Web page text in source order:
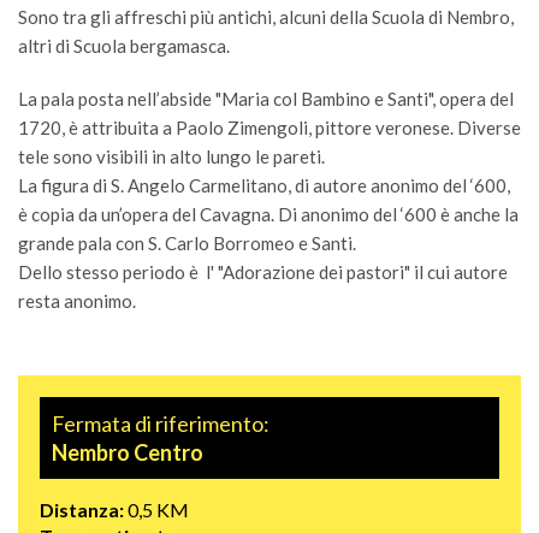
Sono tra gli affreschi più antichi, alcuni della Scuola di Nembro,
altri di Scuola bergamasca.
La pala posta nell’abside "Maria col Bambino e Santi", opera del
1720, è attribuita a Paolo Zimengoli, pittore veronese. Diverse
tele sono visibili in alto lungo le pareti.
La figura di S. Angelo Carmelitano, di autore anonimo del ‘600,
è copia da un’opera del Cavagna. Di anonimo del ‘600 è anche la
grande pala con S. Carlo Borromeo e Santi.
Dello stesso periodo è l' "Adorazione dei pastori" il cui autore
resta anonimo.
Fermata di riferimento:
Nembro Centro
Distanza:0,5 KM